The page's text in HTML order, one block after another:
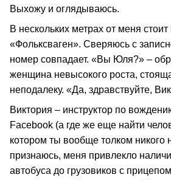
Выхожу и оглядываюсь.
В нескольких метрах от меня стоит
«Фольксваген». Сверяюсь с
номер совпадает. «Вы Юля?» –
женщина невысокого роста,
неподалеку. «Да, здравствуйте,
Виктория – инструктор по
Facebook (а где же еще найти
котором ты вообще толком никого
признаюсь, меня привлекло
автобуса до грузовиков с